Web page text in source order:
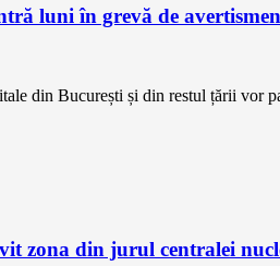
luni în grevă de
din București și din restul țării vor
zona din jurul centralei